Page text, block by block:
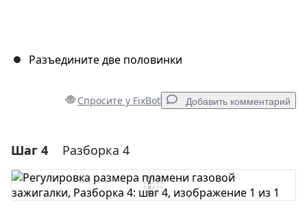
Разъедините две половинки
Спросите у FixBot Добавить комментарий
Добавить комментарий
Добавить комментарий
Шаг 4 Разборка 4